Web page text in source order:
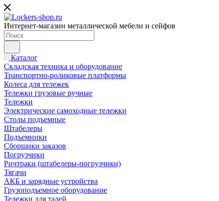
Интернет-магазин металлической мебели и сейфов
Каталог
Складская техника и оборудование
Транспортно-роликовые платформы
Колеса для тележек
Тележки грузовые ручные
Тележки
Электрические самоходные тележки
Столы подъемные
Штабелеры
Подъемники
Сборщики заказов
Погрузчики
Ричтраки (штабелеры-погрузчики)
Тягачи
АКБ и зарядные устройства
Грузоподъемное оборудование
Тележки для талей